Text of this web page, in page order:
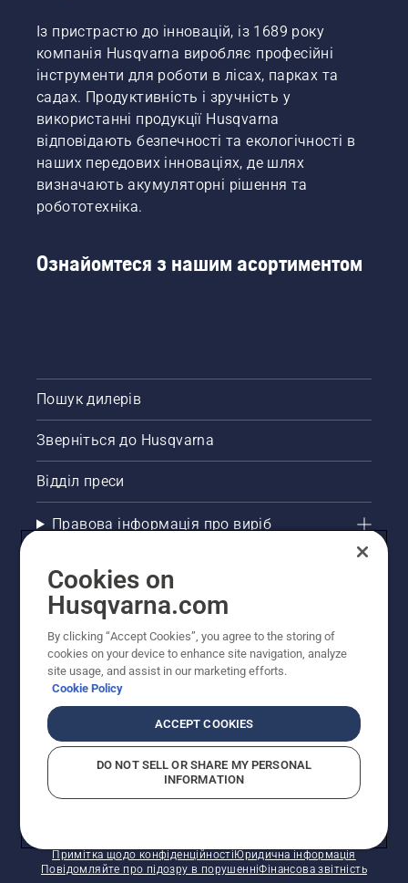
Із пристрастю до інновацій, із 1689 року
компанія Husqvarna виробляє професійні
інструменти для роботи в лісах, парках та
садах. Продуктивність і зручність у
використанні продукції Husqvarna
відповідають безпечності та екологічності в
наших передових інноваціях, де шлях
визначають акумуляторні рішення та
робототехніка.
Ознайомтеся з нашим асортиментом
Пошук дилерів
Зверніться до Husqvarna
Відділ преси
Правова інформація про виріб
Інші сайти Husqvarna
Рекомендовані інтернет-магазини
Примітка щодо конфіденційностіЮридична інформація
Повідомляйте про підозру в порушенніФінансова звітність
Cookies on
Husqvarna.com
By clicking “Accept Cookies”, you agree to the storing of
cookies on your device to enhance site navigation, analyze
site usage, and assist in our marketing efforts.
Cookie Policy
ACCEPT COOKIES
DO NOT SELL OR SHARE MY PERSONAL
INFORMATION